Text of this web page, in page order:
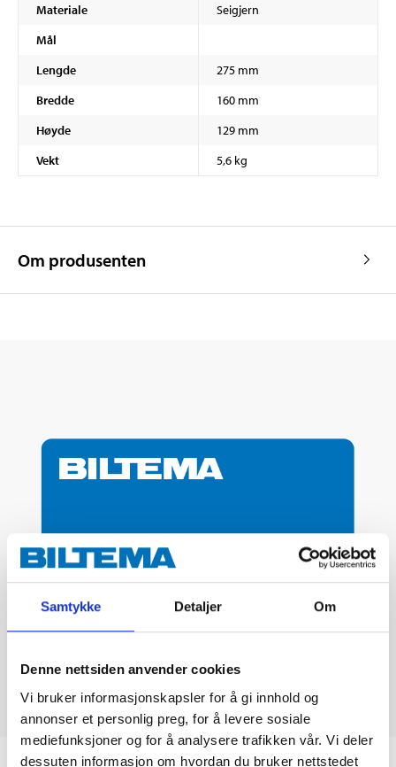
Samtykke Detaljer Om
Denne nettsiden anvender cookies
Vi bruker informasjonskapsler for å gi innhold og
annonser et personlig preg, for å levere sosiale
mediefunksjoner og for å analysere trafikken vår. Vi deler
dessuten informasjon om hvordan du bruker nettstedet
Materiale
Seigjern
Mål
Lengde
275 mm
Bredde
160 mm
Høyde
129 mm
Vekt
5,6 kg
Om produsenten